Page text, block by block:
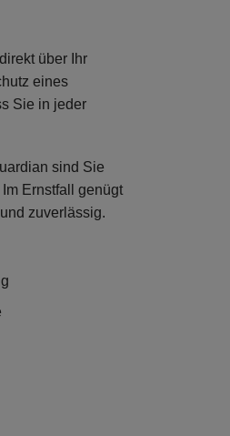
über Ihr
eines
Sie in jeder
sind Sie
Im Ernstfall genügt
zuverlässig.